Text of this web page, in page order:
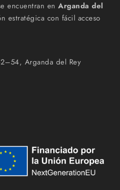
encuentran en Arganda del
estratégica con fácil acceso
Arganda del Rey